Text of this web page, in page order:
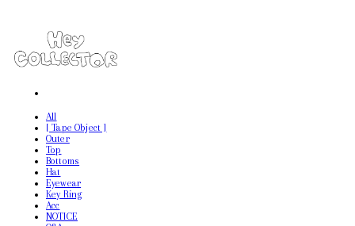
All
[ Tape Object ]
Outer
Top
Bottoms
Hat
Eyewear
Key Ring
Acc
NOTICE